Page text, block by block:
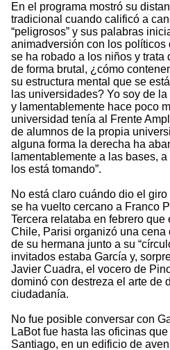
En el programa mostró su
tradicional cuando calificó a
“peligrosos” y sus palabras
animadversión con los políticos
se ha robado a los niños y trata
de forma brutal, ¿cómo
su estructura mental que se
las universidades? Yo soy de
y lamentablemente hace poco
universidad tenía al Frente
de alumnos de la propia
alguna forma la derecha ha
lamentablemente a las bases,
los está tomando”.
No está claro cuándo dio el
se ha vuelto cercano a Franco
Tercera relataba en febrero que
Chile, Parisi organizó una cena
de su hermana junto a su
invitados estaba García y,
Javier Cuadra, el vocero de
dominó con destreza el arte de
ciudadanía.
No fue posible conversar con
LaBot fue hasta las oficinas
Santiago, en un edificio de